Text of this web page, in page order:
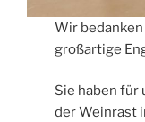
Wir
großartige
Sie haben für
der Weinrast